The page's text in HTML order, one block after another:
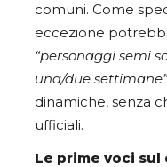
comuni. Come
eccezione
“personaggi semi
una/due settimane”
dinamiche, senza
ufficiali.
Le prime voci sul